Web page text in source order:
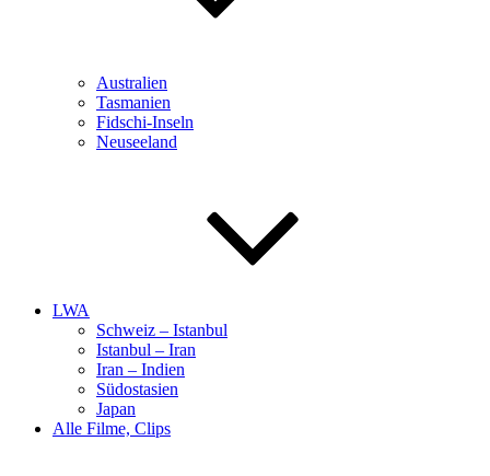
Australien
Tasmanien
Fidschi-Inseln
Neuseeland
LWA
Schweiz – Istanbul
Istanbul – Iran
Iran – Indien
Südostasien
Japan
Alle Filme, Clips